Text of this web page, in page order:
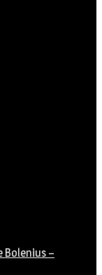
Bolenius –